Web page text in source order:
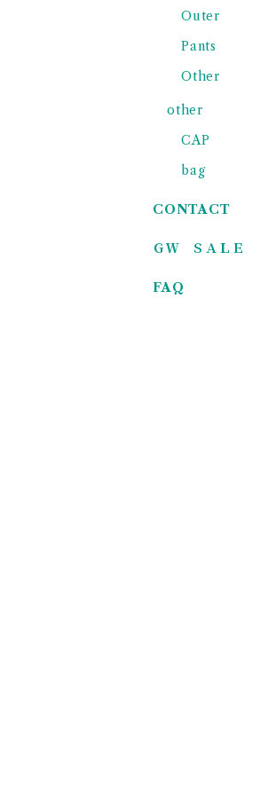
Outer
Pants
Other
other
CAP
bag
CONTACT
ＧＷ ＳＡＬＥ
FAQ